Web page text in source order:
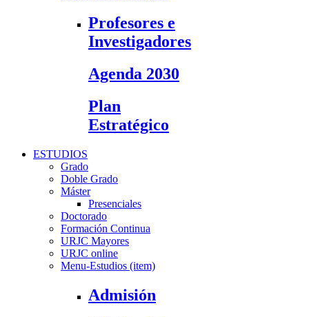
Profesores e
Investigadores
Agenda 2030
Plan
Estratégico
ESTUDIOS
Grado
Doble Grado
Máster
Presenciales
Doctorado
Formación Continua
URJC Mayores
URJC online
Menu-Estudios (item)
Admisión